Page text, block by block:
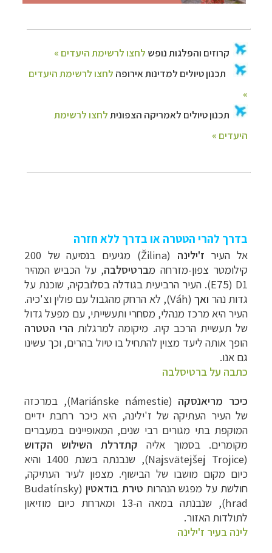
בדרך להרי הטטרה או בדרך ללא חזרה
אל העיר ז'ילינה (
Žilina
) מגיעים בנסיעה של 200
קילומטר צפון-מזרחה מברטיסלבה, על הכביש המהיר
1
D
(75
E). העיר הרביעית בגודלה בסלובקיה, שוכנת על
גדות נהר ואך (
Váh), לא הרחק מהגבול עם פולין וצ'כיה.
העיר היא מרכז מנהלי, מסחרי ותעשייתי, עם מפעל גדול
של תעשיית הרכב קיה. מיקומה למרגלות הרי הטטרה
הופך אותה ליעד מצוין להתחיל בו טיול בהרים, וכך עשינו
גם אנו.
כתבה על ברטיסלבה
כיכר מריאנסקה (
Mariánske námestie), במרכזה
של העיר העתיקה של ז'ילינה, היא כיכר רחבת ידיים
המוקפת בתי מגורים רבי שנים, המאופיינים במעברים
מקומרים. בסמוך אליה קתדרלת השילוש הקדוש
(
Najsvätejšej Trojice
), שנבנתה בשנת 1400 והיא
כיום מקום מושבו של הבישוף. מצפון לעיר העתיקה,
חולשת על מפגש הנהרות טירת בודאטין(
Budatínsky
hrad
), שנבנתה במאה ה-13 ומארחת כיום מוזיאון
לתולדות האזור.
לינה בעיר ז'ילינה